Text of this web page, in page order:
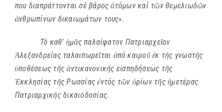
που διαπράττονται σέ βάροςἀτόμων καί τῶν θεμελιωδῶν
ἀνθρωπίνων δικαιωμάτων τους».
Τό καθ’ ἡμᾶς παλαίφατον Πατριαρχεῖον
Ἀλεξανδρείας ταλαιπωρεῖται ἀπό καιροῦ ἐκ τῆς γνωστῆς
ὑποθέσεως τῆςἀντικανονικῆς εἰσπηδήσεως τῆς
Ἐκκλησίας τῆς Ρωσσίαςἐντός τῶν ὁρίων τῆςἡμετέρας
Πατριαρχικῆς δικαιοδοσίας.